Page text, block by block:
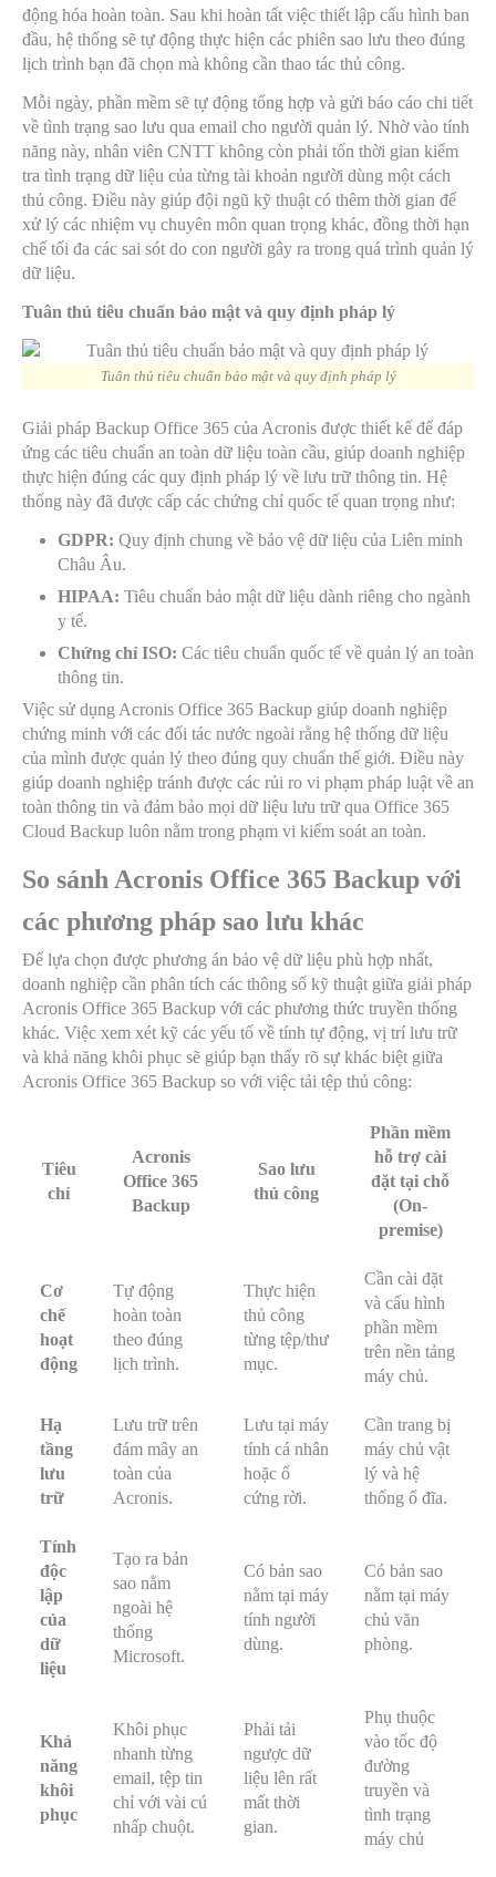
động hóa hoàn toàn. Sau khi hoàn tất việc thiết lập cấu hình ban
đầu, hệ thống sẽ tự động thực hiện các phiên sao lưu theo đúng
lịch trình bạn đã chọn mà không cần thao tác thủ công.
Mỗi ngày, phần mềm sẽ tự động tổng hợp và gửi báo cáo chi tiết
về tình trạng sao lưu qua email cho người quản lý. Nhờ vào tính
năng này, nhân viên CNTT không còn phải tốn thời gian kiểm
tra tình trạng dữ liệu của từng tài khoản người dùng một cách
thủ công. Điều này giúp đội ngũ kỹ thuật có thêm thời gian để
xử lý các nhiệm vụ chuyên môn quan trọng khác, đồng thời hạn
chế tối đa các sai sót do con người gây ra trong quá trình quản lý
dữ liệu.
Tuân thủ tiêu chuẩn bảo mật và quy định pháp lý
Tuân thủ tiêu chuẩn bảo mật và quy định pháp lý
Giải pháp Backup Office 365 của Acronis được thiết kế để đáp
ứng các tiêu chuẩn an toàn dữ liệu toàn cầu, giúp doanh nghiệp
thực hiện đúng các quy định pháp lý về lưu trữ thông tin. Hệ
thống này đã được cấp các chứng chỉ quốc tế quan trọng như:
GDPR: Quy định chung về bảo vệ dữ liệu của Liên minh
Châu Âu.
HIPAA: Tiêu chuẩn bảo mật dữ liệu dành riêng cho ngành
y tế.
Chứng chỉ ISO: Các tiêu chuẩn quốc tế về quản lý an toàn
thông tin.
Việc sử dụng Acronis Office 365 Backup giúp doanh nghiệp
chứng minh với các đối tác nước ngoài rằng hệ thống dữ liệu
của mình được quản lý theo đúng quy chuẩn thế giới. Điều này
giúp doanh nghiệp tránh được các rủi ro vi phạm pháp luật về an
toàn thông tin và đảm bảo mọi dữ liệu lưu trữ qua Office 365
Cloud Backup luôn nằm trong phạm vi kiểm soát an toàn.
So sánh Acronis Office 365 Backup với
các phương pháp sao lưu khác
Để lựa chọn được phương án bảo vệ dữ liệu phù hợp nhất,
doanh nghiệp cần phân tích các thông số kỹ thuật giữa giải pháp
Acronis Office 365 Backup với các phương thức truyền thống
khác. Việc xem xét kỹ các yếu tố về tính tự động, vị trí lưu trữ
và khả năng khôi phục sẽ giúp bạn thấy rõ sự khác biệt giữa
Acronis Office 365 Backup so với việc tải tệp thủ công:
Tiêu
chí
Acronis
Office 365
Backup
Sao lưu
thủ công
Phần mềm
hỗ trợ cài
đặt tại chỗ
(On-
premise)
Cơ
chế
hoạt
động
Tự động
hoàn toàn
theo đúng
lịch trình.
Thực hiện
thủ công
từng tệp/thư
mục.
Cần cài đặt
và cấu hình
phần mềm
trên nền tảng
máy chủ.
Hạ
tầng
lưu
trữ
Lưu trữ trên
đám mây an
toàn của
Acronis.
Lưu tại máy
tính cá nhân
hoặc ổ
cứng rời.
Cần trang bị
máy chủ vật
lý và hệ
thống ổ đĩa.
Tính
độc
lập
của
dữ
liệu
Tạo ra bản
sao nằm
ngoài hệ
thống
Microsoft.
Có bản sao
nằm tại máy
tính người
dùng.
Có bản sao
nằm tại máy
chủ văn
phòng.
Khả
năng
khôi
phục
Khôi phục
nhanh từng
email, tệp tin
chỉ với vài cú
nhấp chuột.
Phải tải
ngược dữ
liệu lên rất
mất thời
gian.
Phụ thuộc
vào tốc độ
đường
truyền và
tình trạng
máy chủ